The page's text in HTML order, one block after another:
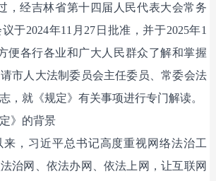
，经吉林省第十四届人民代表大会常务
于2024年11月27日批准，并于2025年1
便各行各业和广大人民群众了解和掌握
请市人大法制委员会主任委员、常委会法
，就《规定》有关事项进行专门解读。
》的背景
习近平总书记高度重视网络法治工
治网、依法办网、依法上网，让互联网